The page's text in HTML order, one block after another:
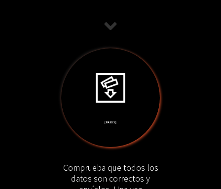
[ PASO 3 ]
Comprueba que todos los
datos son correctos y